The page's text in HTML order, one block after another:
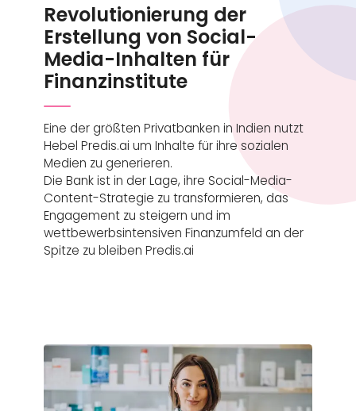
Revolutionierung der
Erstellung von Social-
Media-Inhalten für
Finanzinstitute
Eine der größten Privatbanken in Indien nutzt
Hebel Predis.ai um Inhalte für ihre sozialen
Medien zu generieren.
Die Bank ist in der Lage, ihre Social-Media-
Content-Strategie zu transformieren, das
Engagement zu steigern und im
wettbewerbsintensiven Finanzumfeld an der
Spitze zu bleiben Predis.ai